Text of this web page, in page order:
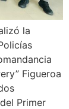
la
Figueroa
Primer